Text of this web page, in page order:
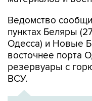
Ведомство
пунктах Беляры
Одесса) и Новые
восточнее порта
резервуары с
ВСУ.